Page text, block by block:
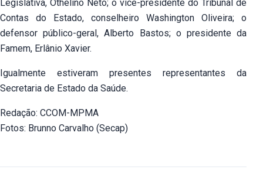
Legislativa, Othelino Neto; o vice-presidente do Tribunal de
Contas do Estado, conselheiro Washington Oliveira; o
defensor público-geral, Alberto Bastos; o presidente da
Famem, Erlânio Xavier.
Igualmente estiveram presentes representantes da
Secretaria de Estado da Saúde.
Redação: CCOM-MPMA
Fotos: Brunno Carvalho (Secap)